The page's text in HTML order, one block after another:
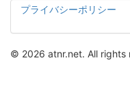
の
事
プライバシーポリシー
© 2026 atnr.net. All rights